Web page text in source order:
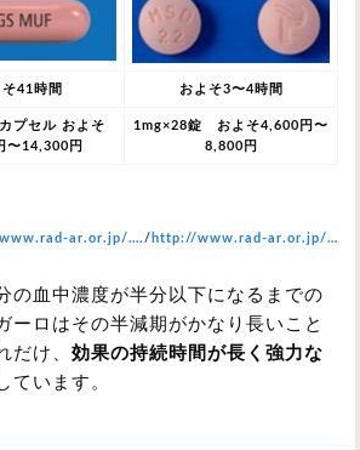
そ41時間 およそ3〜4時間
プセル およそ
〜14,300円
1mg×28錠 およそ4,600円〜
8,800円
ar.or.jp/…. / http://www.rad-ar.or.jp/…
の血中濃度が半分以下になるまでの
ーロはその半減期がかなり長いこと
だけ、 効果の持続時間が長く強力な
ています。